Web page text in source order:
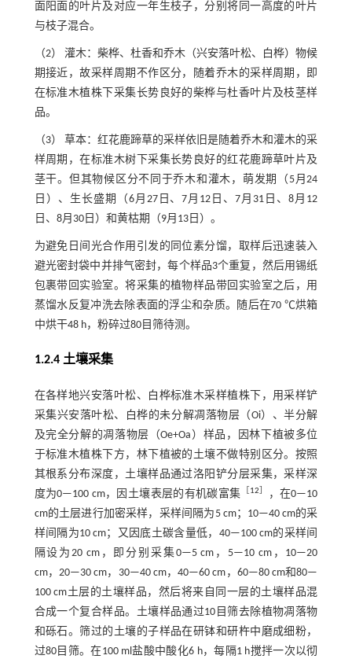
面阳面的叶片及对应一年生枝子，分别将同一高度的叶片
与枝子混合。
（2） 灌木：柴桦、杜香和乔木（兴安落叶松、白桦）物候
期接近，故采样周期不作区分，随着乔木的采样周期，即
在标准木植株下采集长势良好的柴桦与杜香叶片及枝茎样
品。
（3） 草本：红花鹿蹄草的采样依旧是随着乔木和灌木的采
样周期，在标准木树下采集长势良好的红花鹿蹄草叶片及
茎干。但其物候区分不同于乔木和灌木，萌发期（5月24
日）、生长盛期（6月27日、7月12日、7月31日、8月12
日、8月30日）和黄枯期（9月13日）。
为避免日间光合作用引发的同位素分馏，取样后迅速装入
避光密封袋中并排气密封，每个样品3个重复，然后用锡纸
包裹带回实验室。将采集的植物样品带回实验室之后，用
蒸馏水反复冲洗去除表面的浮尘和杂质。随后在70 ℃烘箱
中烘干48 h，粉碎过80目筛待测。
1.2.4 土壤采集
在各样地兴安落叶松、白桦标准木采样植株下，用采样铲
采集兴安落叶松、白桦的未分解凋落物层（Oi）、半分解
及完全分解的凋落物层（Oe+Oa）样品，因林下植被多位
于标准木植株下方，林下植被的土壤不做特别区分。按照
其根系分布深度，土壤样品通过洛阳铲分层采集，采样深
度为0—100 cm，因土壤表层的有机碳富集
12
，在0—10
cm的土层进行加密采样，采样间隔为5 cm；10—40 cm的采
样间隔为10 cm；又因底土碳含量低，40—100 cm的采样间
隔设为20 cm，即分别采集0—5 cm，5—10 cm，10—20
cm，20—30 cm，30—40 cm，40—60 cm，60—80 cm和80—
100 cm土层的土壤样品，然后将来自同一层的土壤样品混
合成一个复合样品。土壤样品通过10目筛去除植物凋落物
和砾石。筛过的土壤的子样品在研钵和研杵中磨成细粉，
过80目筛。在100 ml盐酸中酸化6 h，每隔1 h搅拌一次以彻